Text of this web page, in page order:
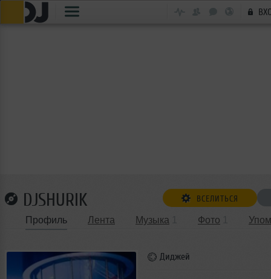
DJSHURIK ВСЕЛИТЬСЯ
Профиль Лента Музыка Фото
Диджей